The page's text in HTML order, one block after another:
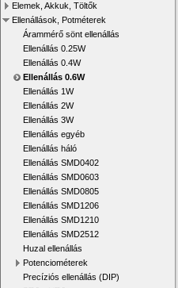
Elemek, Akkuk, Töltők
Ellenállások, Potméterek
Árammérő sönt ellenállás
Ellenállás 0.25W
Ellenállás 0.4W
Ellenállás 0.6W
Ellenállás 1W
Ellenállás 2W
Ellenállás 3W
Ellenállás egyéb
Ellenállás háló
Ellenállás SMD0402
Ellenállás SMD0603
Ellenállás SMD0805
Ellenállás SMD1206
Ellenállás SMD1210
Ellenállás SMD2512
Huzal ellenállás
Potenciométerek
Precíziós ellenállás (DIP)